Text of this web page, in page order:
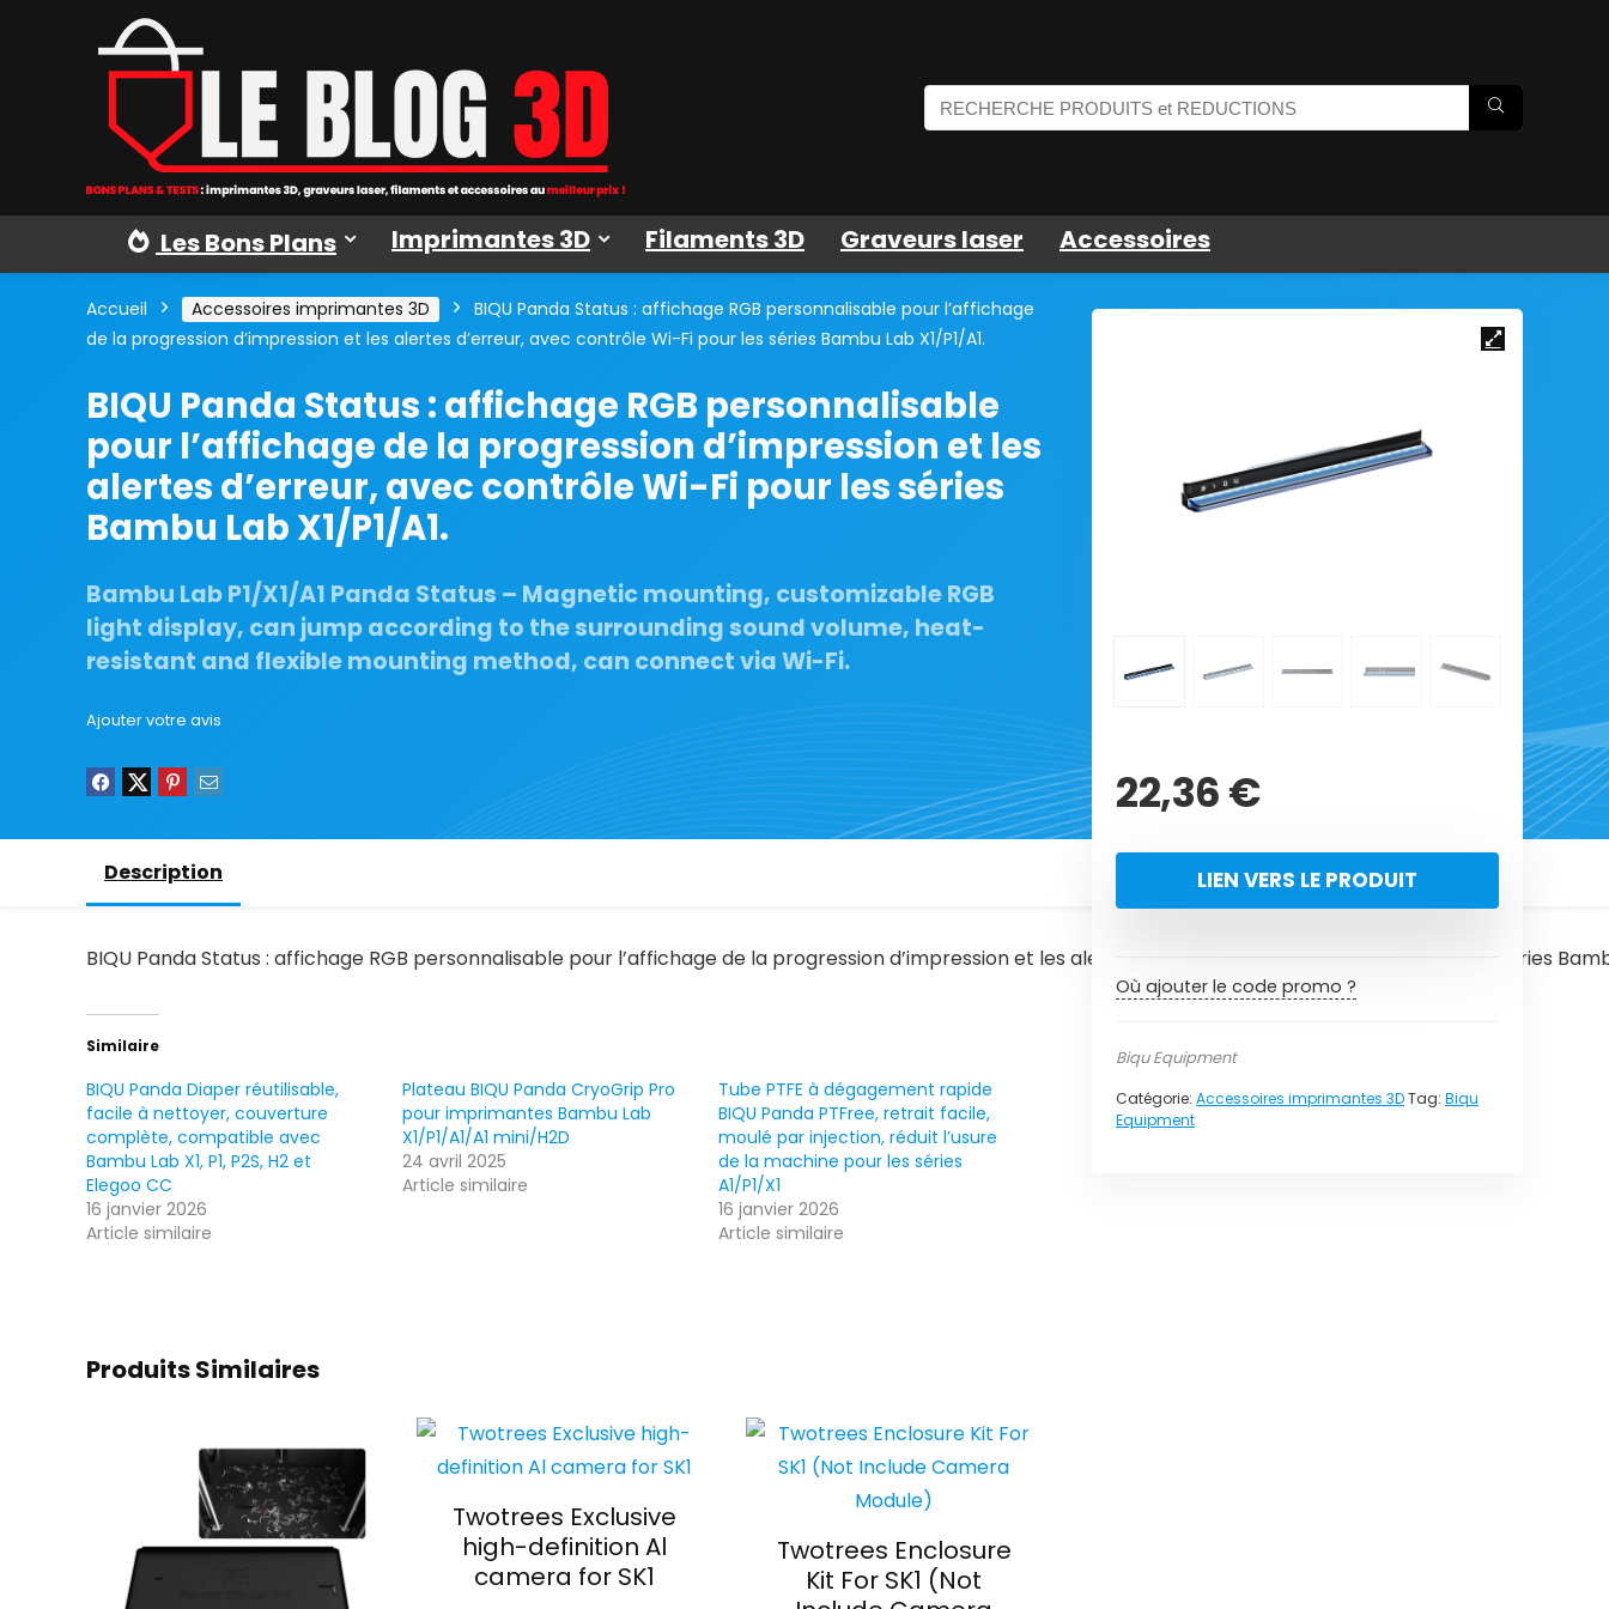
Les Bons Plans Imprimantes 3D Filaments 3D Graveurs laser Accessoires
Accueil Accessoires imprimantes 3D
BIQU Panda Status : affichage RGB personnalisable pour l’affichage
de la progression d’impression et les alertes d’erreur, avec contrôle Wi-Fi pour les séries Bambu Lab X1/P1/A1.
BIQU Panda Status : affichage RGB personnalisable
pour l’affichage de la progression d’impression et les
alertes d’erreur, avec contrôle Wi-Fi pour les séries
Bambu Lab X1/P1/A1.
22,36€
LIEN VERS LE PRODUIT
Où ajouter le code promo ?
Biqu Equipment
Catégorie: Accessoires imprimantes 3DTag: Biqu
Equipment
Bambu Lab P1/X1/A1 Panda Status – Magnetic mounting, customizable RGB
light display, can jump according to the surrounding sound volume, heat-
resistant and flexible mounting method, can connect via Wi-Fi.
Ajouter votre avis
Description
BIQU Panda Status : affichage RGB personnalisable pour l’affichage de la progression d’impression et les alertes d’erreur, avec contrôle Wi-Fi pour les séries
Similaire
BIQU Panda Diaper réutilisable,
facile à nettoyer, couverture
complète, compatible avec
Bambu Lab X1, P1, P2S, H2 et
Elegoo CC
16 janvier 2026
Article similaire
Plateau BIQU Panda CryoGrip Pro
pour imprimantes Bambu Lab
X1/P1/A1/A1 mini/H2D
24 avril 2025
Article similaire
Tube PTFE à dégagement rapide
BIQU Panda PTFree, retrait facile,
moulé par injection, réduit l’usure
de la machine pour les séries
A1/P1/X1
16 janvier 2026
Article similaire
Produits Similaires
Twotrees Exclusive
high-definition Al
camera for SK1
Twotrees Enclosure
Kit For SK1 (Not